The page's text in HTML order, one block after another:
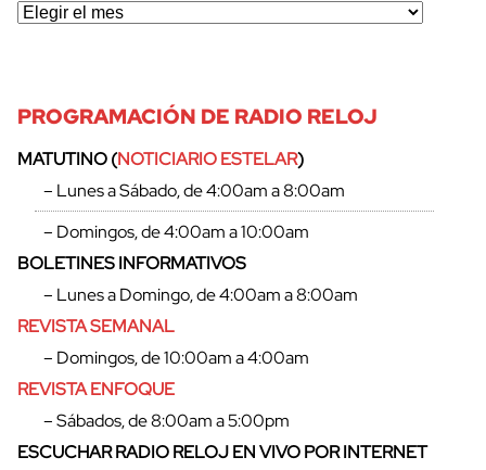
PROGRAMACIÓN DE RADIO RELOJ
MATUTINO (NOTICIARIO ESTELAR)
– Lunes a Sábado, de 4:00am a 8:00am
– Domingos, de 4:00am a 10:00am
BOLETINES INFORMATIVOS
– Lunes a Domingo, de 4:00am a 8:00am
REVISTA SEMANAL
– Domingos, de 10:00am a 4:00am
REVISTA ENFOQUE
– Sábados, de 8:00am a 5:00pm
ESCUCHAR RADIO RELOJ EN VIVO POR INTERNET